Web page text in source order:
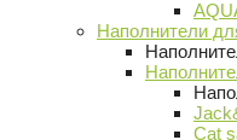
Наполнители
Cat